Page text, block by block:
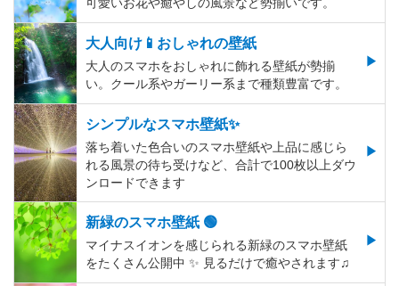
可愛いお花や癒やしの風景など勢揃いです。
大人向け📱おしゃれの壁紙
大人のスマホをおしゃれに飾れる壁紙が勢揃
い。クール系やガーリー系まで種類豊富です。
シンプルなスマホ壁紙✨
落ち着いた色合いのスマホ壁紙や上品に感じら
れる風景の待ち受けなど、合計で100枚以上ダウ
ンロードできます
新緑のスマホ壁紙 🟢
マイナスイオンを感じられる新緑のスマホ壁紙
をたくさん公開中 ✨ 見るだけで癒やされます♫